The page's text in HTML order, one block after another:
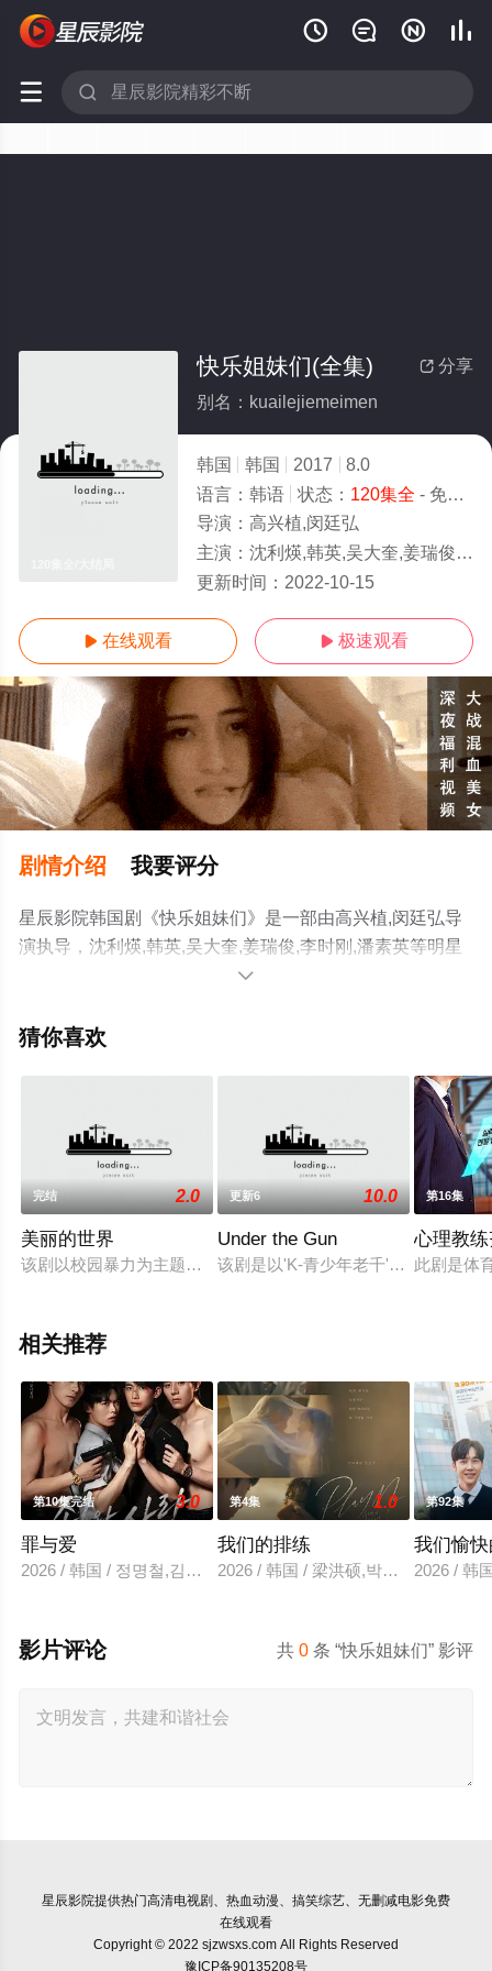
   
 
 分享
快乐姐妹们(全集)
别名：kuailejiemeimen
韩国 韩国 2017
8.0
语言： 韩语 状态： 120集全 - 免费在线观看
导演： 高兴植,闵廷弘
主演： 沈利煐,韩英,吴大奎,姜瑞俊,李时刚,潘素英
更新时间： 2022-10-15
 在线观看  极速观看
剧情介绍 我要评分
星辰影院韩国剧《快乐姐妹们》是一部由高兴植,闵廷弘导
演执导，沈利煐,韩英,吴大奎,姜瑞俊,李时刚,潘素英等明星
精彩演绎的韩国电视剧，大结局剧情已揭晓（120集全），
视，更多相关信息可移步至豆瓣电视剧、电视猫或剧情网

猜你喜欢
完结 2.0
美丽的世界
该剧以校园暴力为主题，讲述因校园暴力而站在生死边缘的儿
更新6 10.0
Under the Gun
该剧是以'K-青少年老千'为主题的黑
第16集
心理教
此剧是体
相关推荐
第10集完结 3.0
罪与爱
2026 / 韩国 / 정명철,김성혁,金贤叙,정현웅
第4集 1.0
我们的排练
2026 / 韩国 / 梁洪硕,박성현
第92集
我们愉
2026 / 韩
共0 条 “快乐姐妹们” 影评
影片评论
星辰影院提供热门高清电视剧、热血动漫、搞笑综艺、无删减电影免费
在线观看
Copyright © 2022 sjzwsxs.com All Rights Reserved
豫ICP备90135208号